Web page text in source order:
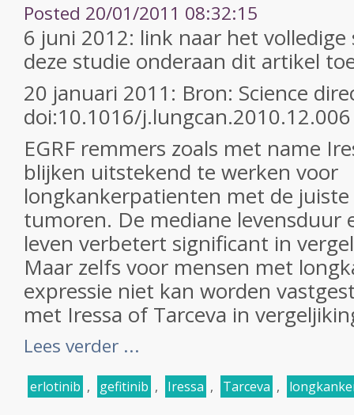
Posted 20/01/2011 08:32:15
6 juni 2012: link naar het
deze studie onderaan dit artikel
20 januari 2011: Bron: Science
doi:10.1016/j.lungcan.2010.12.006
EGRF remmers zoals met name
blijken uitstekend te werken voor
longkankerpatienten met de
tumoren. De mediane levensduur
leven verbetert significant in
Maar zelfs voor mensen met
expressie niet kan worden
met Iressa of Tarceva in
Lees verder ...
erlotinib , gefitinib , Iressa , Tarceva ,